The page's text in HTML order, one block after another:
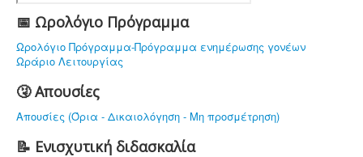
ΔΡΑΣΤΗΡΙΟΤΗΤΕΣ
ΝΟΜΟΘΕΣΙΑ
ΕΠΙΚΟΙΝΩΝΙΑ
📅 Ωρολόγιο Πρόγραμμα
Ωρολόγιο Πρόγραμμα-Πρόγραμμα ενημέρωσης γονέων
Ωράριο Λειτουργίας
🤧 Απουσίες
Απουσίες (Όρια - Δικαιολόγηση - Μη προσμέτρηση)
📝 Ενισχυτική διδασκαλία